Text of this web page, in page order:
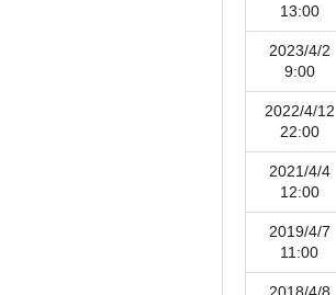
13:00
2023/4/2
9:00
2022/4/12
22:00
2021/4/4
12:00
2019/4/7
11:00